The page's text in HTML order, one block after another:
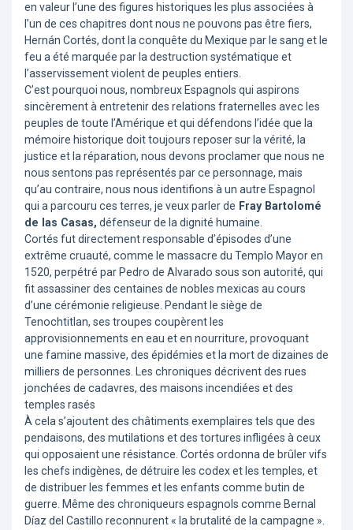
en valeur l’une des figures historiques les plus associées à
l’un de ces chapitres dont nous ne pouvons pas être fiers,
Hernán Cortés, dont la conquête du Mexique par le sang et le
feu a été marquée par la destruction systématique et
l’asservissement violent de peuples entiers.
C’est pourquoi nous, nombreux Espagnols qui aspirons
sincèrement à entretenir des relations fraternelles avec les
peuples de toute l’Amérique et qui défendons l’idée que la
mémoire historique doit toujours reposer sur la vérité, la
justice et la réparation, nous devons proclamer que nous ne
nous sentons pas représentés par ce personnage, mais
qu’au contraire, nous nous identifions à un autre Espagnol
qui a parcouru ces terres, je veux parler de Fray Bartolomé
de las Casas, défenseur de la dignité humaine.
Cortés fut directement responsable d’épisodes d’une
extrême cruauté, comme le massacre du Templo Mayor en
1520, perpétré par Pedro de Alvarado sous son autorité, qui
fit assassiner des centaines de nobles mexicas au cours
d’une cérémonie religieuse. Pendant le siège de
Tenochtitlan, ses troupes coupèrent les
approvisionnements en eau et en nourriture, provoquant
une famine massive, des épidémies et la mort de dizaines de
milliers de personnes. Les chroniques décrivent des rues
jonchées de cadavres, des maisons incendiées et des
temples rasés
À cela s’ajoutent des châtiments exemplaires tels que des
pendaisons, des mutilations et des tortures infligées à ceux
qui opposaient une résistance. Cortés ordonna de brûler vifs
les chefs indigènes, de détruire les codex et les temples, et
de distribuer les femmes et les enfants comme butin de
guerre. Même des chroniqueurs espagnols comme Bernal
Díaz del Castillo reconnurent « la brutalité de la campagne ».